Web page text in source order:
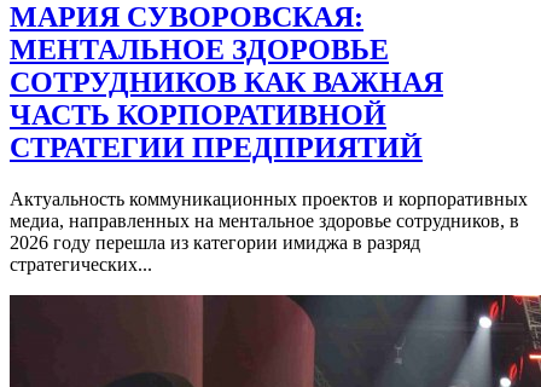
МАРИЯ СУВОРОВСКАЯ:
МЕНТАЛЬНОЕ ЗДОРОВЬЕ
СОТРУДНИКОВ КАК ВАЖНАЯ
ЧАСТЬ КОРПОРАТИВНОЙ
СТРАТЕГИИ ПРЕДПРИЯТИЙ
Актуальность коммуникационных проектов и корпоративных
медиа, направленных на ментальное здоровье сотрудников, в
2026 году перешла из категории имиджа в разряд
стратегических...